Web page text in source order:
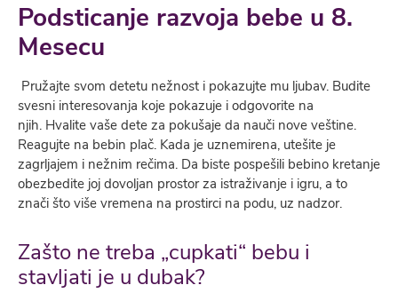
Podsticanje razvoja bebe u 8.
Mesecu
Pružajte svom detetu nežnost i pokazujte mu ljubav. Budite
svesni interesovanja koje pokazuje i odgovorite na
njih. Hvalite vaše dete za pokušaje da nauči nove veštine.
Reagujte na bebin plač. Kada je uznemirena, utešite je
zagrljajem i nežnim rečima. Da biste pospešili bebino kretanje
obezbedite joj dovoljan prostor za istraživanje i igru, a to
znači što više vremena na prostirci na podu, uz nadzor.
Zašto ne treba „cupkati“ bebu i
stavljati je u dubak?